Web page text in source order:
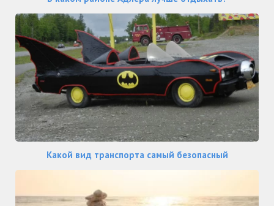
Какой вид транспорта самый безопасный